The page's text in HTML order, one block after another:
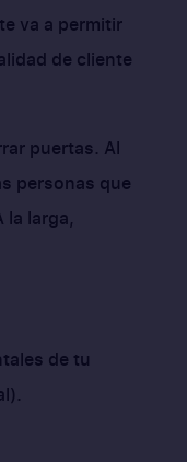
va a permitir
de cliente
puertas. Al
personas que
la larga,
de tu